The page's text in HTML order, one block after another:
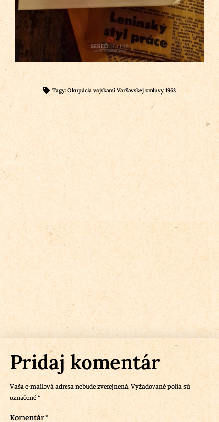
Tagy:Okupácia vojskami Varšavskej zmluvy 1968
Pridaj komentár
Vaša e-mailová adresa nebude zverejnená.Vyžadované polia sú
označené*
Komentár*